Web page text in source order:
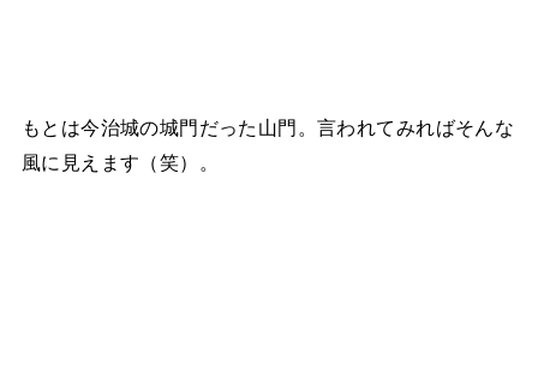
もとは今治城の城門だった山門。言われてみればそんな
風に見えます（笑）。